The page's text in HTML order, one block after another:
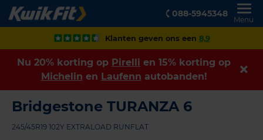
088-5945348
Menu
Klanten geven ons een 8,9
Nu 20% korting op Pirelli en 15% korting op
Michelin en Laufenn autobanden!
Bridgestone TURANZA 6
245/45R19 102Y EXTRALOAD RUNFLAT